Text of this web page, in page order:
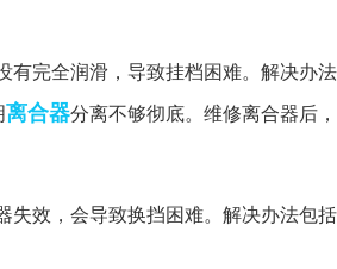
有完全润滑，导致挂档困难。解决办
离合器分离不够彻底。维修离合器后，
效，会导致换挡困难。解决办法包括